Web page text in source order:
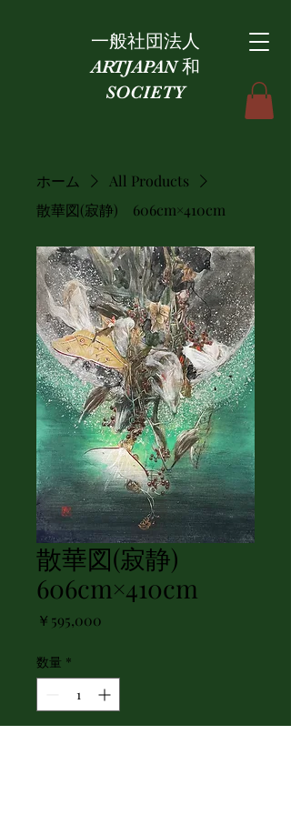
一般社団法人
ARTJAPAN 和
SOCIETY
ホーム
All Products
散華図(寂静) 606cm×410cm
散華図(寂静)
606cm×410cm
￥595,000
数量 *